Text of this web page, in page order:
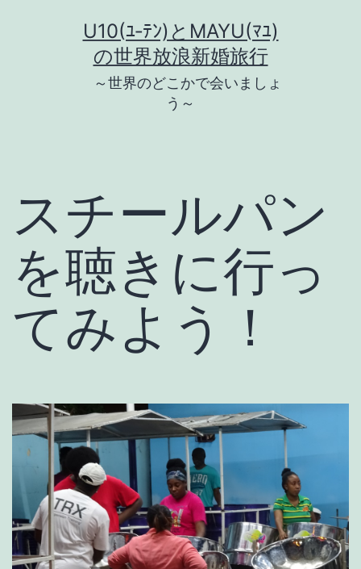
U10(ﾕ‐ﾃﾝ)とMAYU(ﾏﾕ)
の世界放浪新婚旅行
～世界のどこかで会いましょ
う～
スチールパン
を聴きに行っ
てみよう！